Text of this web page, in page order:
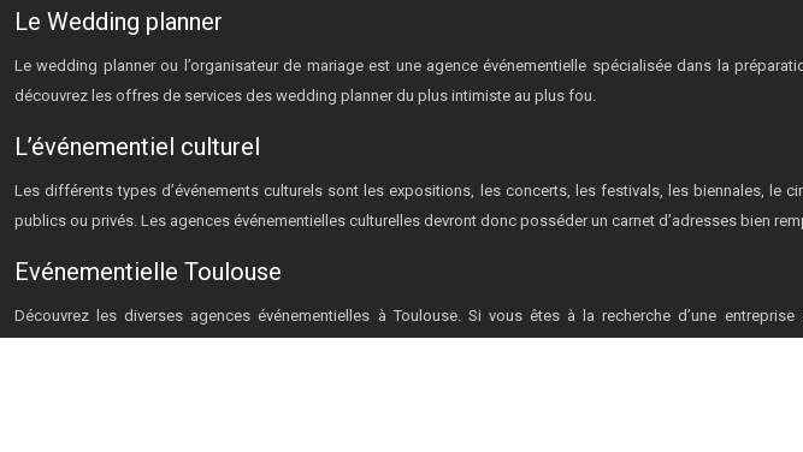
Le Wedding planner
Le wedding planner ou l’organisateur de mariage est une agence événementielle spécialisée dans la
découvrez les offres de services des wedding planner du plus intimiste au plus fou.
L’événementiel culturel
Les différents types d’événements culturels sont les expositions, les concerts, les festivals, les biennales, le
publics ou privés. Les agences événementielles culturelles devront donc posséder un carnet d’adresses bien
Evénementielle Toulouse
Découvrez les diverses agences événementielles à Toulouse. Si vous êtes à la recherche d’une